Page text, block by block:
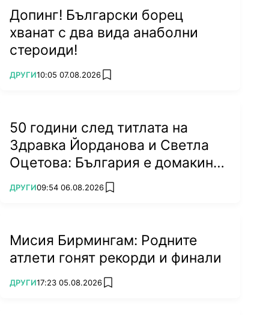
Допинг! Български борец
хванат с два вида анаболни
стероиди!
ПОВЕЧЕ ОТ
ДРУГИ10:05 07.08.2026 add favorites
50 години след титлата на
Здравка Йорданова и Светла
Оцетова: България е домакин
на световно!
ПОВЕЧЕ ОТ
ДРУГИ09:54 06.08.2026 add favorites
Мисия Бирмингам: Родните
атлети гонят рекорди и финали
ПОВЕЧЕ ОТ
ДРУГИ17:23 05.08.2026 add favorites